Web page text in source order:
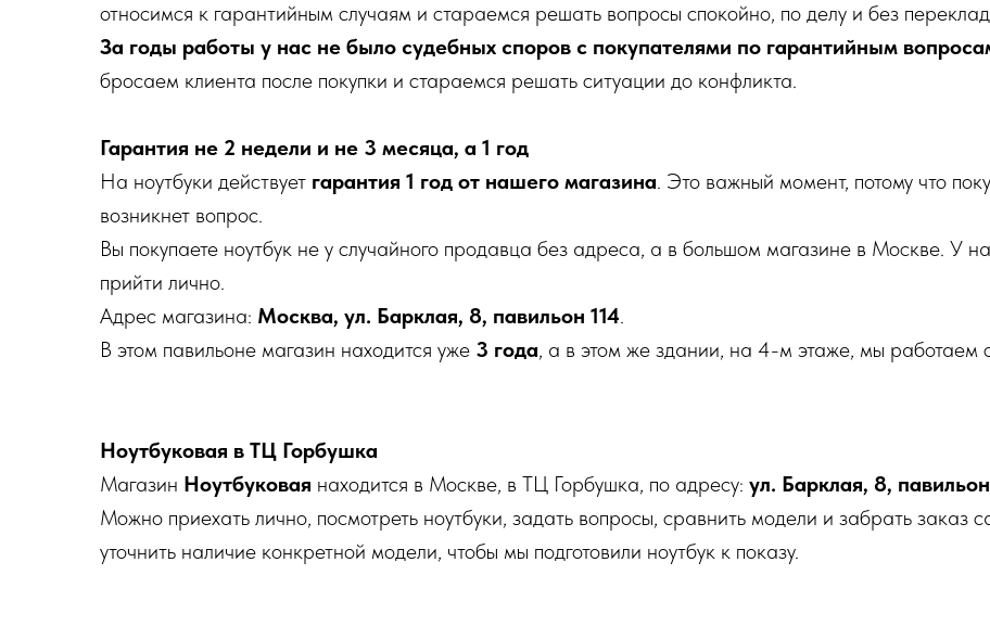
относимся к гарантийным случаям и стараемся решать вопросы спокойно, по делу и без
За годы работы у нас не было судебных споров с покупателями по гарантийным
бросаем клиента после покупки и стараемся решать ситуации до конфликта.
Гарантия не 2 недели и не 3 месяца, а 1 год
На ноутбуки действует гарантия 1 год от нашего магазина. Это важный момент, потому что
возникнет вопрос.
Вы покупаете ноутбук не у случайного продавца без адреса, а в большом магазине в Москве. У
прийти лично.
Адрес магазина: Москва, ул. Барклая, 8, павильон 114.
В этом павильоне магазин находится уже 3 года, а в этом же здании, на 4-м этаже, мы работаем
Ноутбуковая в ТЦ Горбушка
Магазин Ноутбуковая находится в Москве, в ТЦ Горбушка, по адресу: ул. Барклая, 8, павильон
Можно приехать лично, посмотреть ноутбуки, задать вопросы, сравнить модели и забрать
уточнить наличие конкретной модели, чтобы мы подготовили ноутбук к показу.